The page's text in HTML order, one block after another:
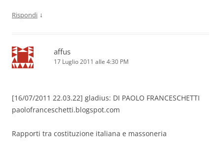
Rispondi ↓
affus
17 Luglio 2011 alle 4:30 PM
[16/07/2011 22.03.22] gladius: DI PAOLO FRANCESCHETTI
paolofranceschetti.blogspot.com
Rapporti tra costituzione italiana e massoneria